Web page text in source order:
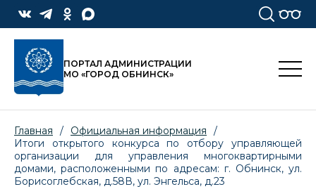
ПОРТАЛ АДМИНИСТРАЦИИ
МО «ГОРОД ОБНИНСК»
Главная / Официальная информация
/
Итоги открытого конкурса по отбору управляющей
организации для управления многоквартирными
домами, расположенными по адресам: г. Обнинск, ул.
Борисоглебская, д.58В, ул. Энгельса, д.23